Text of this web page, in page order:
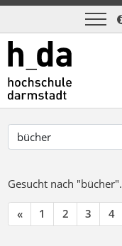
Gesucht nach "bücher".
« 1 2 3 4